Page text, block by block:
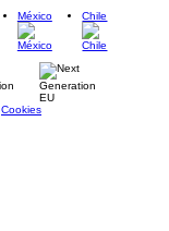
México Chile
Cookies